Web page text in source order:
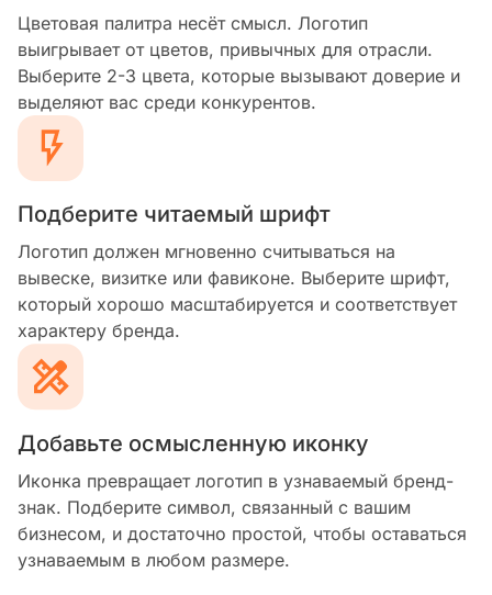
Цветовая палитра несёт смысл. Логотип
выигрывает от цветов, привычных для отрасли.
Выберите 2-3 цвета, которые вызывают доверие и
выделяют вас среди конкурентов.
Подберите читаемый шрифт
Логотип должен мгновенно считываться на
вывеске, визитке или фавиконе. Выберите шрифт,
который хорошо масштабируется и соответствует
характеру бренда.
Добавьте осмысленную иконку
Иконка превращает логотип в узнаваемый бренд-
знак. Подберите символ, связанный с вашим
бизнесом, и достаточно простой, чтобы оставаться
узнаваемым в любом размере.